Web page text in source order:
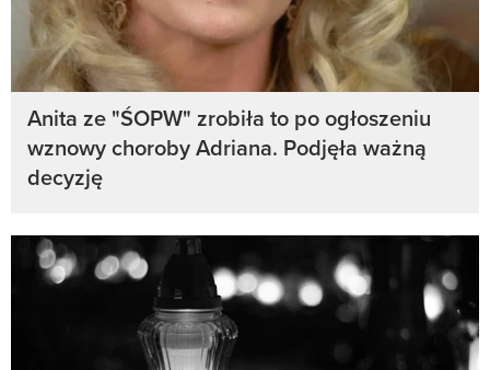
Anita ze "ŚOPW" zrobiła to po ogłoszeniu
wznowy choroby Adriana. Podjęła ważną
decyzję